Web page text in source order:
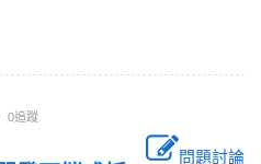
0追蹤
問題討論